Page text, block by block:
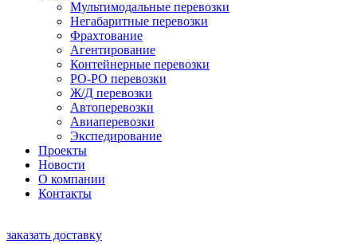
Мультимодальные перевозки
Негабаритные перевозки
Фрахтование
Агентирование
Контейнерные перевозки
РО-РО перевозки
Ж/Д перевозки
Автоперевозки
Авиаперевозки
Экспедирование
Проекты
Новости
О компании
Контакты
заказать доставку